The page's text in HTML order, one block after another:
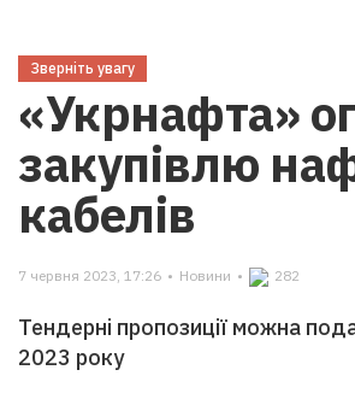
Зверніть увагу
«Укрнафта»
закупівлю
кабелів
7 червня 2023, 17:26 • Новини • 282
Тендерні пропозиції можна
2023 року